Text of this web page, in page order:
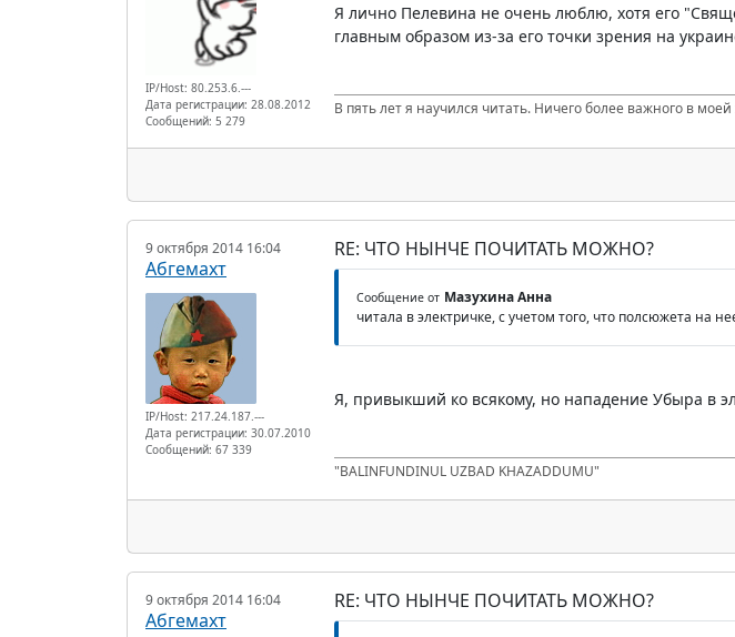
IP/Host: 80.253.6.---
Дата регистрации: 28.08.2012
Сообщений: 5 279
Я лично Пелевина не очень люблю, хотя его
главным образом из-за его точки зрения на
В пять лет я научился читать. Ничего более важного в
9 октября 2014 16:04
Абгемахт
IP/Host: 217.24.187.---
Дата регистрации: 30.07.2010
Сообщений: 67 339
RE: ЧТО НЫНЧЕ ПОЧИТАТЬ МОЖНО?
Сообщение от Мазухина Анна
читала в электричке, с учетом того, что полсюжета на
Я, привыкший ко всякому, но нападение Убыра в
"BALINFUNDINUL UZBAD KHAZADDUMU"
9 октября 2014 16:04
Абгемахт
RE: ЧТО НЫНЧЕ ПОЧИТАТЬ МОЖНО?